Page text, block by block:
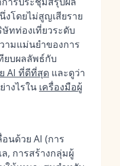
โดยไม่สูญเสียราย
ทท่องเที่ยวระดับ
ามแม่นยำของการ
ยบผลลัพธ์กับ
AI ที่ดีที่สุด และดูว่า
งไรใน เครื่องมือผู้
นด้วย AI (การ
, การสร้างกลุ่มผู้